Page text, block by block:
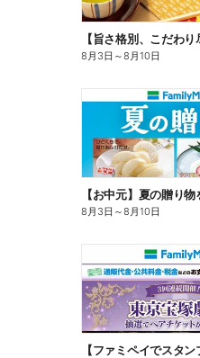
8月3日 ～8月10日
【お中元】夏の贈り
8月3日 ～8月10日